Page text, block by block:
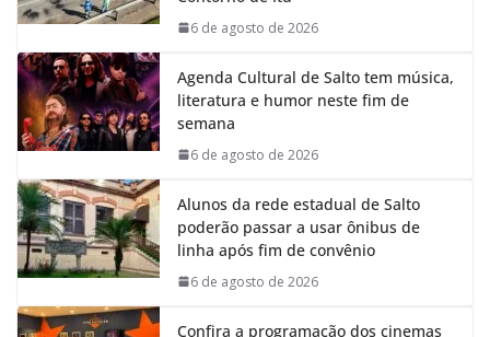
k
p
n
m
6 de agosto de 2026
Agenda Cultural de Salto tem música,
literatura e humor neste fim de
semana
6 de agosto de 2026
Alunos da rede estadual de Salto
poderão passar a usar ônibus de
linha após fim de convênio
6 de agosto de 2026
Confira a programação dos cinemas